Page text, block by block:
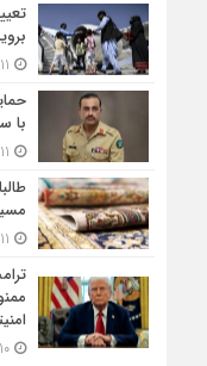
با
10 ژوئن 2025 - 19:41